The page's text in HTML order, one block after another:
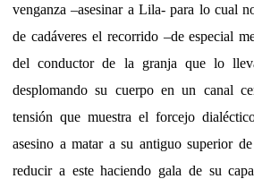
venganza –asesinar a Lila- para lo cual
de cadáveres el recorrido –de especial
del conductor de la granja que lo
desplomando su cuerpo en un canal
tensión que muestra el forcejo
asesino a matar a su antiguo superior
reducir a este haciendo gala de su